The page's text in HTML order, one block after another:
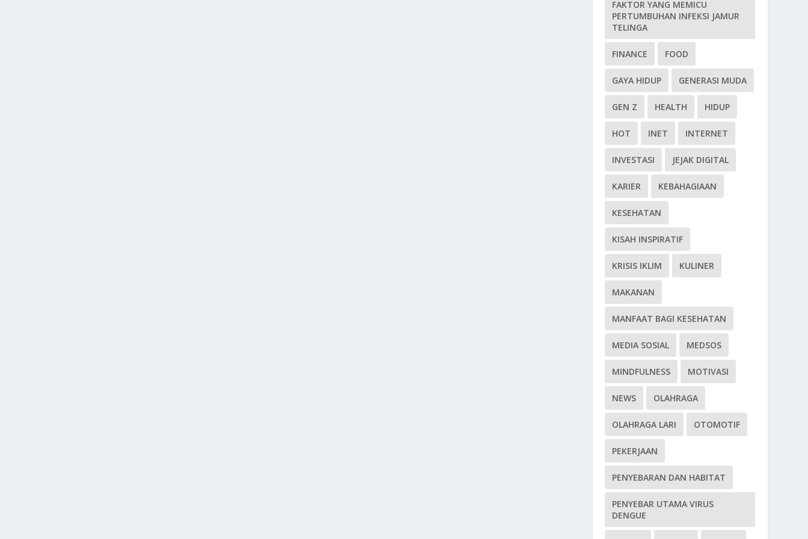
FAKTOR YANG MEMICU
PERTUMBUHAN INFEKSI JAMUR
TELINGA
FINANCE FOOD
GAYA HIDUP GENERASI MUDA
GEN Z HEALTH HIDUP
HOT INET INTERNET
INVESTASI JEJAK DIGITAL
KARIER KEBAHAGIAAN
KESEHATAN
KISAH INSPIRATIF
KRISIS IKLIM KULINER
MAKANAN
MANFAAT BAGI KESEHATAN
MEDIA SOSIAL MEDSOS
MINDFULNESS MOTIVASI
NEWS OLAHRAGA
OLAHRAGA LARI OTOMOTIF
PEKERJAAN
PENYEBARAN DAN HABITAT
PENYEBAR UTAMA VIRUS
DENGUE